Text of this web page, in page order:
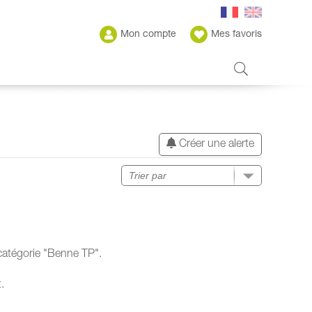
Mon compte Mes favoris
Créer une alerte
"Benne TP".